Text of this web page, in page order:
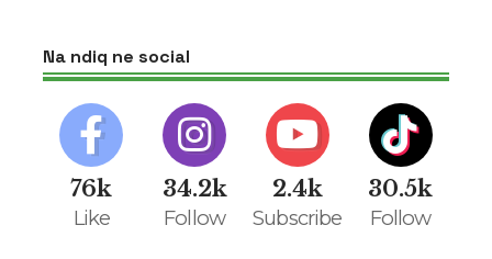
Na ndiq ne social
76k
Like
34.2k
Follow
2.4k
Subscribe
30.5k
Follow